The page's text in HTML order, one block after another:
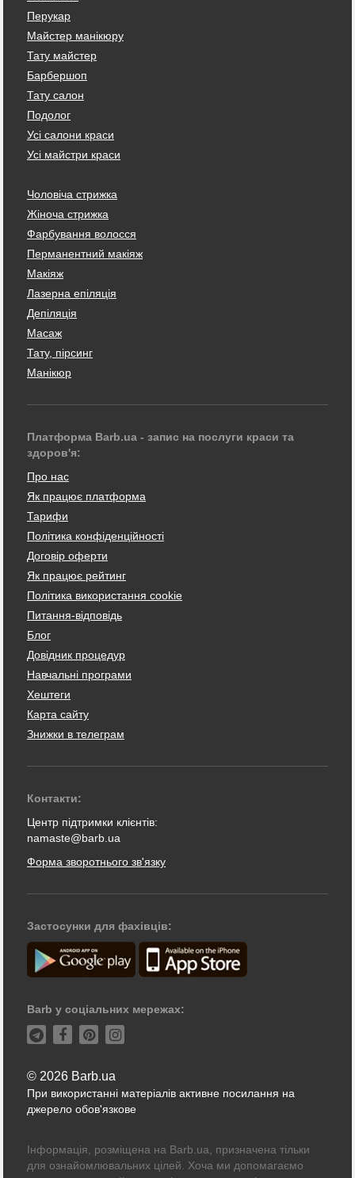
Перукар
Майстер манікюру
Тату майстер
Барбершоп
Тату салон
Подолог
Усі салони краси
Усі майстри краси
Чоловіча стрижка
Жіноча стрижка
Фарбування волосся
Перманентний макіяж
Макіяж
Лазерна епіляція
Депіляція
Масаж
Тату, пірсинг
Манікюр
Платформа Barb.ua - запис на послуги краси та
здоров'я:
Про нас
Як працює платформа
Тарифи
Політика конфіденційності
Договір оферти
Як працює рейтинг
Політика використання cookie
Питання-відповідь
Блог
Довідник процедур
Навчальні програми
Хештеги
Карта сайту
Знижки в телеграм
Контакти:
Центр підтримки клієнтів:
namaste@barb.ua
Форма зворотнього зв'язку
Застосунки для фахівців:
Barb у соціальних мережах:
© 2026 Barb.ua
При використанні матеріалів активне посилання на
джерело обов'язкове
Інформація, розміщена на Barb.ua, призначена тільки
для ознайомлювальних цілей. Хоча ми допомагаємо